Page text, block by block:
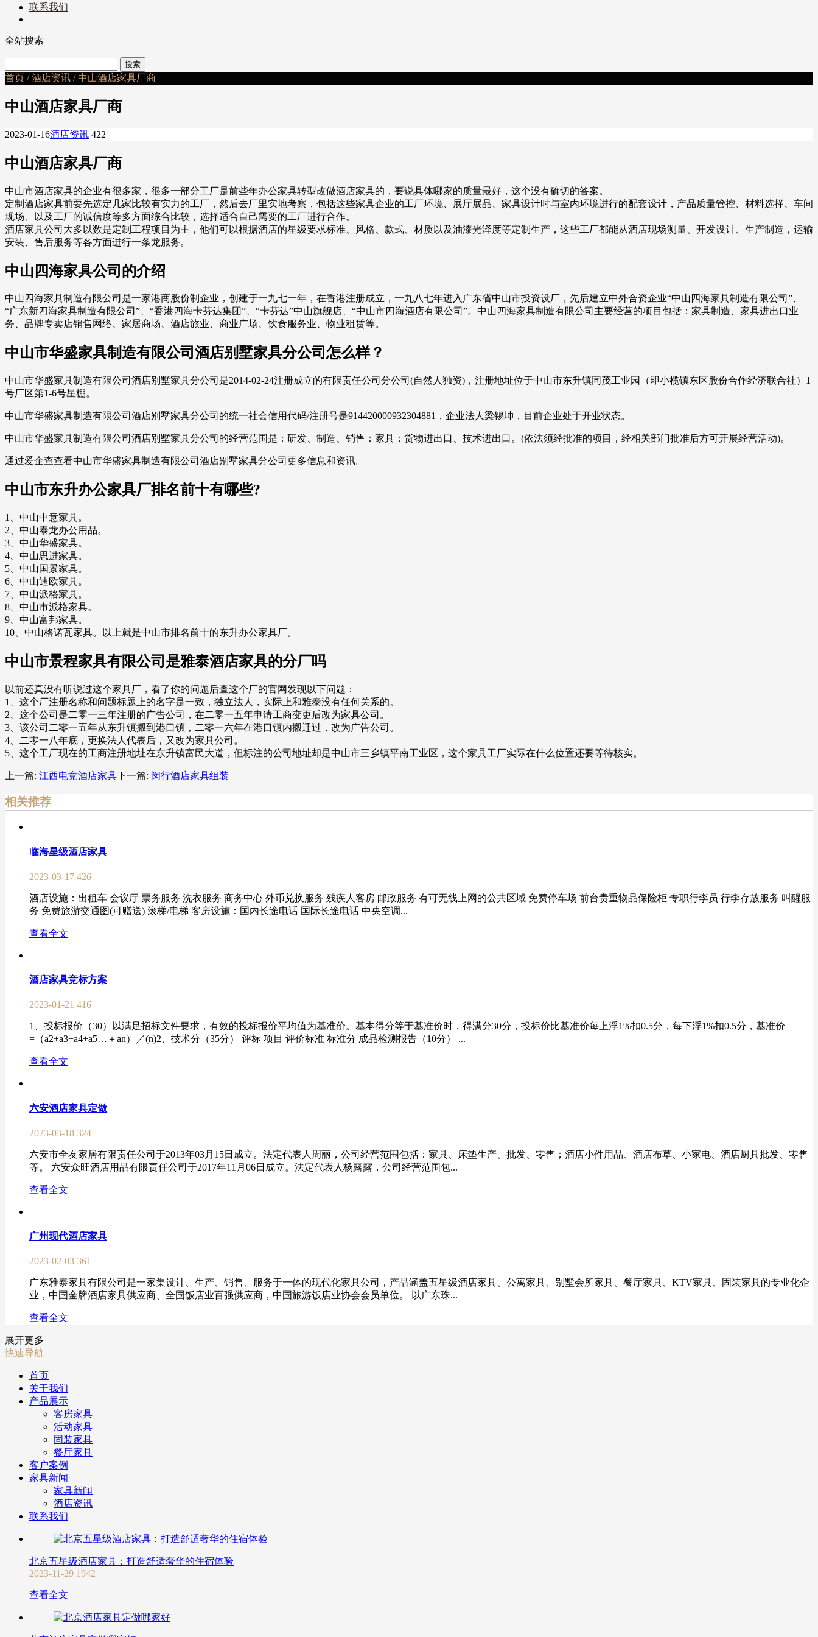
联系我们
全站搜索
首页 /酒店资讯 / 中山酒店家具厂商
中山酒店家具厂商
2023-01-16酒店资讯 422
中山酒店家具厂商
中山市酒店家具的企业有很多家，很多一部分工厂是前些年办公家具转型改做酒店家具的，要说具体哪家的质量最好，这个没有确切的答案。
定制酒店家具前要先选定几家比较有实力的工厂，然后去厂里实地考察，包括这些家具企业的工厂环境、展厅展品、家具设计时与室内环境进行的配套设计，产品质量管控、材料选择、车间
现场、以及工厂的诚信度等多方面综合比较，选择适合自己需要的工厂进行合作。
酒店家具公司大多以数是定制工程项目为主，他们可以根据酒店的星级要求标准、风格、款式、材质以及油漆光泽度等定制生产，这些工厂都能从酒店现场测量、开发设计、生产制造，运输
安装、售后服务等各方面进行一条龙服务。
中山四海家具公司的介绍
中山四海家具制造有限公司是一家港商股份制企业，创建于一九七一年，在香港注册成立，一九八七年进入广东省中山市投资设厂，先后建立中外合资企业“中山四海家具制造有限公司”、
“广东新四海家具制造有限公司”、“香港四海卡芬达集团”、“卡芬达”中山旗舰店、“中山市四海酒店有限公司”。中山四海家具制造有限公司主要经营的项目包括：家具制造、家具进出口业
务、品牌专卖店销售网络、家居商场、酒店旅业、商业广场、饮食服务业、物业租赁等。
中山市华盛家具制造有限公司酒店别墅家具分公司怎么样？
中山市华盛家具制造有限公司酒店别墅家具分公司是2014-02-24注册成立的有限责任公司分公司(自然人独资)，注册地址位于中山市东升镇同茂工业园（即小榄镇东区股份合作经济联合社）1
号厂区第1-6号星棚。
中山市华盛家具制造有限公司酒店别墅家具分公司的统一社会信用代码/注册号是914420000932304881，企业法人梁锡坤，目前企业处于开业状态。
中山市华盛家具制造有限公司酒店别墅家具分公司的经营范围是：研发、制造、销售：家具；货物进出口、技术进出口。(依法须经批准的项目，经相关部门批准后方可开展经营活动)。
通过爱企查查看中山市华盛家具制造有限公司酒店别墅家具分公司更多信息和资讯。
中山市东升办公家具厂排名前十有哪些?
1、中山中意家具。
2、中山泰龙办公用品。
3、中山华盛家具。
4、中山思进家具。
5、中山国景家具。
6、中山迪欧家具。
7、中山派格家具。
8、中山市派格家具。
9、中山富邦家具。
10、中山格诺瓦家具。以上就是中山市排名前十的东升办公家具厂。
中山市景程家具有限公司是雅泰酒店家具的分厂吗
以前还真没有听说过这个家具厂，看了你的问题后查这个厂的官网发现以下问题：
1、这个厂注册名称和问题标题上的名字是一致，独立法人，实际上和雅泰没有任何关系的。
2、这个公司是二零一三年注册的广告公司，在二零一五年申请工商变更后改为家具公司。
3、该公司二零一五年从东升镇搬到港口镇，二零一六年在港口镇内搬迁过，改为广告公司。
4、二零一八年底，更换法人代表后，又改为家具公司。
5、这个工厂现在的工商注册地址在东升镇富民大道，但标注的公司地址却是中山市三乡镇平南工业区，这个家具工厂实际在什么位置还要等待核实。
上一篇: 江西电竞酒店家具下一篇: 闵行酒店家具组装
相关推荐
临海星级酒店家具
2023-03-17 426
酒店设施：出租车 会议厅 票务服务 洗衣服务 商务中心 外币兑换服务 残疾人客房 邮政服务 有可无线上网的公共区域 免费停车场 前台贵重物品保险柜 专职行李员 行李存放服务 叫醒服
务 免费旅游交通图(可赠送) 滚梯/电梯 客房设施：国内长途电话 国际长途电话 中央空调...
查看全文
酒店家具竞标方案
2023-01-21 416
1、投标报价（30）以满足招标文件要求，有效的投标报价平均值为基准价。基本得分等于基准价时，得满分30分，投标价比基准价每上浮1%扣0.5分，每下浮1%扣0.5分，基准价
=（a2+a3+a4+a5…＋an）／(n)2、技术分（35分） 评标 项目 评价标准 标准分 成品检测报告（10分） ...
查看全文
六安酒店家具定做
2023-03-18 324
六安市全友家居有限责任公司于2013年03月15日成立。法定代表人周丽，公司经营范围包括：家具、床垫生产、批发、零售；酒店小件用品、酒店布草、小家电、酒店厨具批发、零售
等。 六安众旺酒店用品有限责任公司于2017年11月06日成立。法定代表人杨露露，公司经营范围包...
查看全文
广州现代酒店家具
2023-02-03 361
广东雅泰家具有限公司是一家集设计、生产、销售、服务于一体的现代化家具公司，产品涵盖五星级酒店家具、公寓家具、别墅会所家具、餐厅家具、KTV家具、固装家具的专业化企
业，中国金牌酒店家具供应商、全国饭店业百强供应商，中国旅游饭店业协会会员单位。 以广东珠...
查看全文
展开更多
快速导航
首页
关于我们
产品展示
客房家具
活动家具
固装家具
餐厅家具
客户案例
家具新闻
家具新闻
酒店资讯
联系我们
北京五星级酒店家具：打造舒适奢华的住宿体验
2023-11-29 1942
查看全文